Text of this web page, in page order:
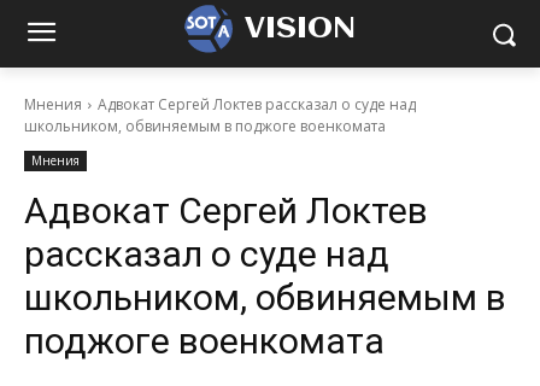
VISION
Мнения
Адвокат Сергей Локтев рассказал о суде над
школьником, обвиняемым в поджоге военкомата
Мнения
Адвокат Сергей Локтев
рассказал о суде над
школьником, обвиняемым в
поджоге военкомата